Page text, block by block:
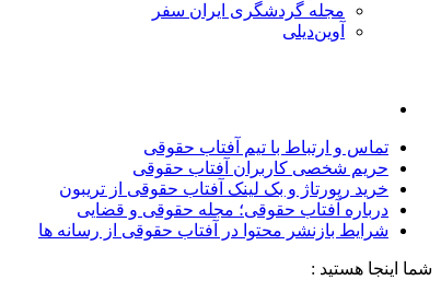
مجله گردشگری ایران سفر
آوین‌دیلی
تماس و ارتباط با تیم آفتاب حقوقی
حریم شخصی کاربران آفتاب حقوقی
خرید رپورتاژ و بک لینک آفتاب حقوقی از تریبون
درباره آفتاب حقوقی؛ مجله حقوقی و قضایی
شرایط بازنشر محتوا در آفتاب حقوقی از رسانه ها
شما اینجا هستید :